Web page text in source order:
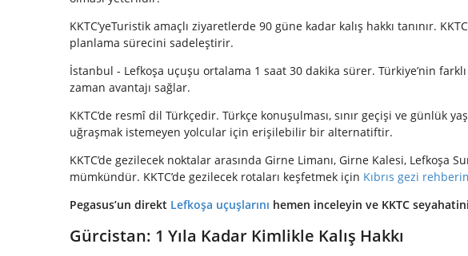
KKTC’yeTuristik amaçlı ziyaretlerde 90 güne kadar kalış hakkı tanınır.
planlama sürecini sadeleştirir.
İstanbul - Lefkoşa uçuşu ortalama 1 saat 30 dakika sürer. Türkiye’nin
zaman avantajı sağlar.
KKTC’de resmî dil Türkçedir. Türkçe konuşulması, sınır geçişi ve günlük
uğraşmak istemeyen yolcular için erişilebilir bir alternatiftir.
KKTC’de gezilecek noktalar arasında Girne Limanı, Girne Kalesi,
mümkündür. KKTC’de gezilecek rotaları keşfetmek için Kıbrıs gezi
Pegasus’un direkt Lefkoşa uçuşlarını hemen inceleyin ve KKTC
Gürcistan: 1 Yıla Kadar Kimlikle Kalış Hakkı